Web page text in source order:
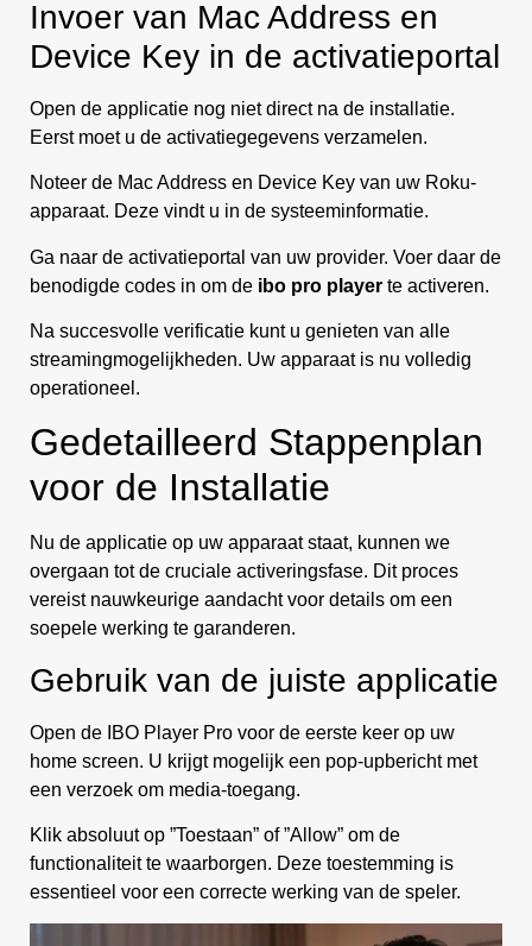
Invoer van Mac Address en
Device Key in de activatieportal
Open de applicatie nog niet direct na de installatie.
Eerst moet u de activatiegegevens verzamelen.
Noteer de Mac Address en Device Key van uw Roku-
apparaat. Deze vindt u in de systeeminformatie.
Ga naar de activatieportal van uw provider. Voer daar de
benodigde codes in om de ibo pro player te activeren.
Na succesvolle verificatie kunt u genieten van alle
streamingmogelijkheden. Uw apparaat is nu volledig
operationeel.
Gedetailleerd Stappenplan
voor de Installatie
Nu de applicatie op uw apparaat staat, kunnen we
overgaan tot de cruciale activeringsfase. Dit proces
vereist nauwkeurige aandacht voor details om een
soepele werking te garanderen.
Gebruik van de juiste applicatie
Open de IBO Player Pro voor de eerste keer op uw
home screen. U krijgt mogelijk een pop-upbericht met
een verzoek om media-toegang.
Klik absoluut op ”Toestaan” of ”Allow” om de
functionaliteit te waarborgen. Deze toestemming is
essentieel voor een correcte werking van de speler.